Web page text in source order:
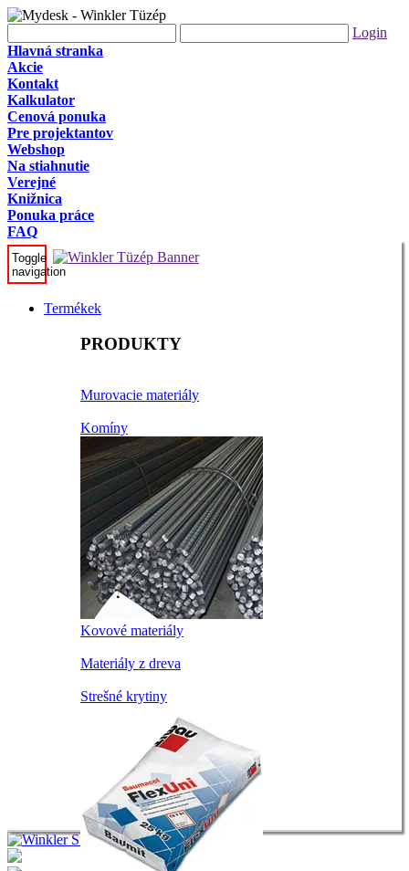
Login
Hlavná stranka
Akcie
Kontakt
Kalkulator
Cenová ponuka
Pre projektantov
Webshop
Na stiahnutie
Verejné
Knižnica
Ponuka práce
FAQ
Toggle
navigation
Termékek
PRODUKTY
Murovacie materiály
Komíny
Kovové materiály
Materiály z dreva
Strešné krytiny